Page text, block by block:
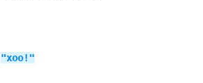
"xoo!"